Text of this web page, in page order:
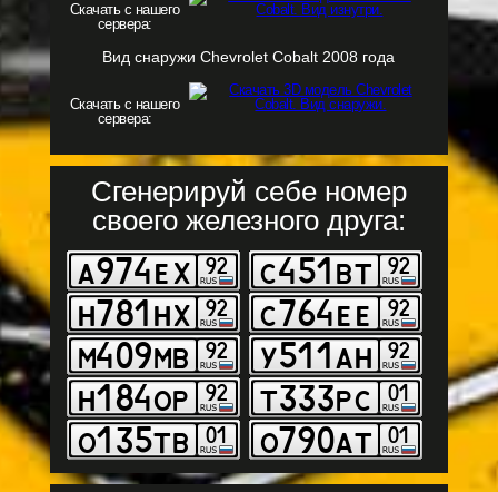
Скачать с нашего
сервера:
Вид снаружи Chevrolet Cobalt 2008 года
Скачать с нашего
сервера:
Сгенерируй себе номер
своего железного друга: